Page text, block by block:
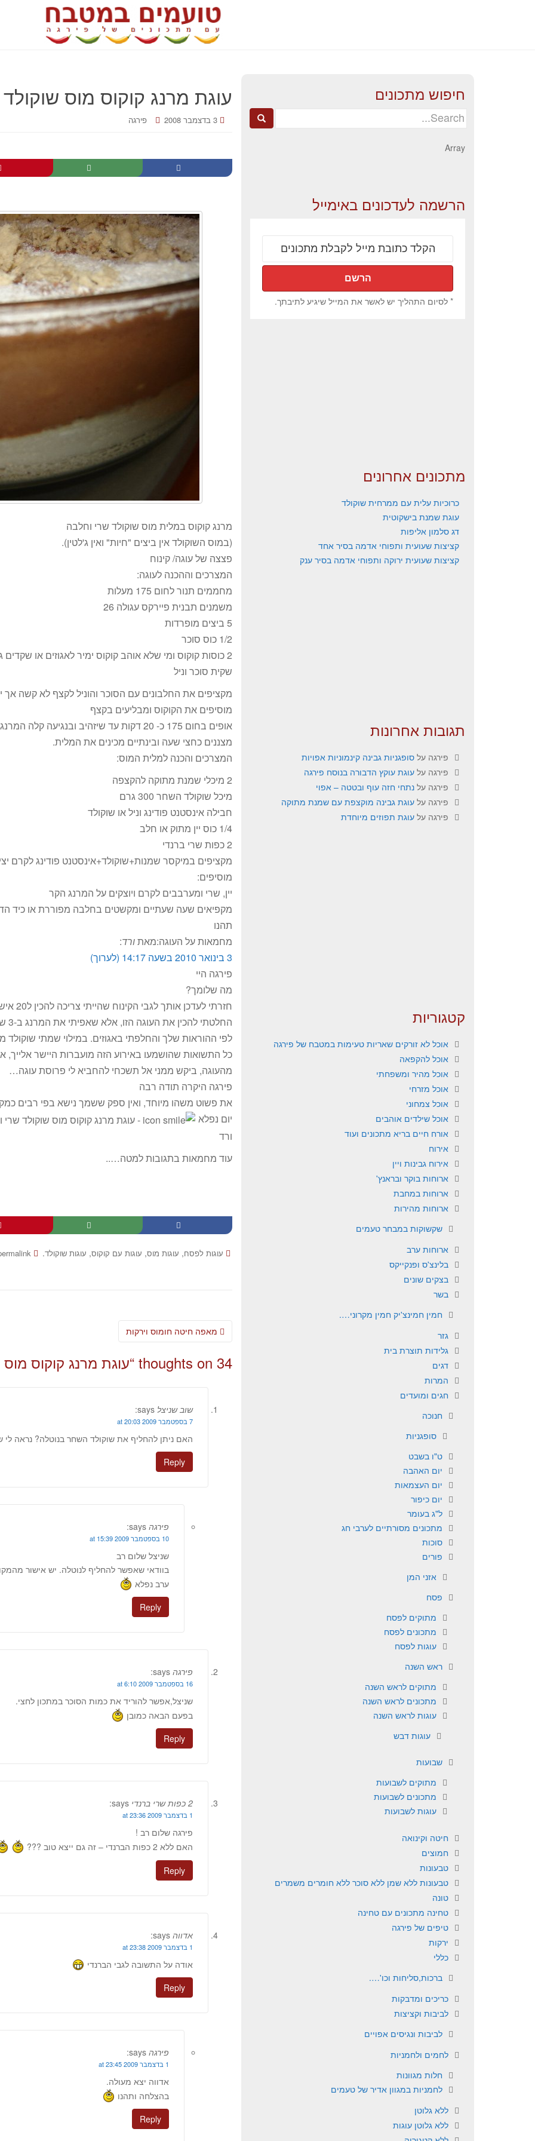
עוגת מרנג קוקוס מוס
3 בדצמבר 2008 פירגה
מרנג קוקוס במלית מוס שוקולד שרי וחלבה
(במוס השוקולד אין ביצים "חיות" ואין ג'לטין).
פצצה של עוגה/ קינוח
המצרכים וההכנה לעוגה:
מחממים תנור לחום 175 מעלות
משמנים תבנית פיירקס עגולה 26
5 ביצים מופרדות
1/2 כוס סוכר
2 כוסות קוקוס ומי שלא אוהב קוקוס ימיר לאגוזים או שקדים גרוסים
שקית סוכר וניל
מקציפים את החלבונים עם הסוכר והוניל לקצף לא קשה אך
מוסיפים את הקוקוס ומבליעים בקצף
אופים בחום 175 כ- 20 דקות עד שיזהיב ובנגיעה קלה המרנג יציב.
מצננים כחצי שעה ובינתיים מכינים את המלית.
המצרכים והכנה למלית המוס:
2 מיכלי שמנת מתוקה להקצפה
מיכל שוקולד השחר 300 גרם
חבילה אינסטנט פודינג וניל או שוקולד
1/4 כוס יין מתוק או חלב
2 כפות שרי ברנדי
מקציפים במיקסר שמנות+שוקולד+אינסטנט פודינג לקרם
מוסיפים:
יין, שרי ומערבבים לקרם ויוצקים על המרנג הקר
מקפיאים שעה שעתיים ומקשטים בחלבה מפוררת או כיד
תהנו
מחמאות על העוגה:מאתורד:
3 בינואר 2010 בשעה 14:17
(לערוך)
פירגה היי
מה שלומך?
חזרתי לעדכן אותך לגבי הקינוח שהייתי צריכה להכין ל20 איש (בסופו של דבר ל30 איש).
לפי ההוראות שלך והחלפתי באגוזים. במילוי שמתי שוקולד
כל התשואות שהושמעו באירוע הזה מועברות היישר אלייך,
מהעוגה, ביקש ממני אל תשכחי להחביא לי פרוסת עוגה…
פירגה היקרה תודה רבה
את פשוט משהו מיוחד, ואין ספק ששמך נישא בפי רבים
יום נפלא
ורד
עוד מחמאות בתגובות למטה…..
עוגות לפסח, עוגות מוס, עוגות עם קוקוס, עוגות שוקולד.
34 thoughts on “ עוגת מרנג קוקוס
שוב שניצל says:
7 בספטמבר 2009 at 20:03
האם ניתן להחליף את שוקולד השחר בנוטלה? נראה
Reply
פירגה says:
10 בספטמבר 2009 at 15:39
שניצל שלום רב
בוודאי שאפשר להחליף לנוטלה. יש אישור
ערב נפלא
Reply
פירגה says:
16 בספטמבר 2009 at 6:10
שניצל,אפשר להוריד את כמות הסוכר במתכון לחצי.
בפעם הבאה כמובן
Reply
2 כפות שרי ברנדי says:
1 בדצמבר 2009 at 23:36
פירגה שלום רב !
האם ללא 2 כפות הברנדי – זה גם ייצא טוב ???
Reply
אדווה says:
1 בדצמבר 2009 at 23:38
אודה על התשובה לגבי הברנדי
Reply
פירגה says:
1 בדצמבר 2009 at 23:45
אדווה יצא מעולה.
בהצלחה ותהנו
Reply
חיפוש מתכונים
Search
Array
הרשמה לעדכונים באימייל
* לסיום התהליך יש לאשר את המייל שיגיע לתיבתך.
מתכונים אחרונים
כרוכיות עלית עם ממרחית שוקולד
עוגת שמנת בישקוטית
דג סלמון אליפות
קציצות שעועית ותפוחי אדמה בסיר אחד
קציצות שעועית ירוקה ותפוחי אדמה בסיר ענק
תגובות אחרונות
פירגה על סופגניות גבינה קינמוניות אפויות
פירגה על עוגת עוקץ הדבורה בנוסח פירגה
פירגה על נתחי חזה עוף ובטטה – אפוי
פירגה על עוגת גבינה מוקצפת עם שמנת מתוקה
פירגה על עוגת תפוזים מיוחדת
קטגוריות
אוכל לא זורקים שאריות טעימות במטבח של פירגה
אוכל להקפאה
אוכל מהיר ומשפחתי
אוכל מזרחי
אוכל צמחוני
אוכל שילדים אוהבים
אורח חיים בריא מתכונים ועוד
אירוח
אירוח גבינות ויין
ארוחות בוקר ובראנץ'
ארוחות במחבת
ארוחות מהירות
שקשוקות במבחר טעמים
ארוחות ערב
בלינצ'ס ופנקייקס
בצקים שונים
בשר
חמין חמינצ'יק חמין מקרוני….
גזר
גלידות תוצרת בית
דגים
המרות
חגים ומועדים
חנוכה
סופגניות
ט"ו בשבט
יום האהבה
יום העצמאות
יום כיפור
ל"ג בעומר
מתכונים מסורתיים לערבי חג
סוכות
פורים
אזני המן
פסח
מתוקים לפסח
מתכונים לפסח
עוגות לפסח
ראש השנה
מתוקים לראש השנה
מתכונים לראש השנה
עוגות לראש השנה
עוגות דבש
שבועות
מתוקים לשבועות
מתכונים לשבועות
עוגות לשבועות
חיטה וקינואה
חמוצים
טבעונות
טבעונות ללא שמן ללא סוכר ללא חומרים משמרים
טונה
טחינה מתכונים עם טחינה
טיפים של פירגה
ירקות
כללי
ברכות,סליחות וכו'….
כריכים ומדבקות
לביבות וקציצות
לביבות ונגיסים אפויים
לחמים ולחמניות
חלות מגוונות
לחמניות במגוון אדיר של טעמים
ללא גלוטן
ללא גלוטן עוגות